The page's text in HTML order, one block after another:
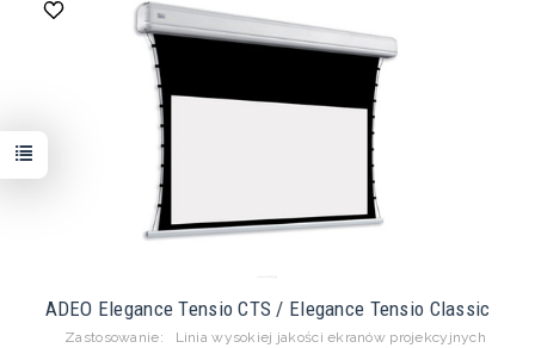
ADEO Elegance Tensio CTS / Elegance Tensio Classic
Zastosowanie: Linia wysokiej jakości ekranów projekcyjnych